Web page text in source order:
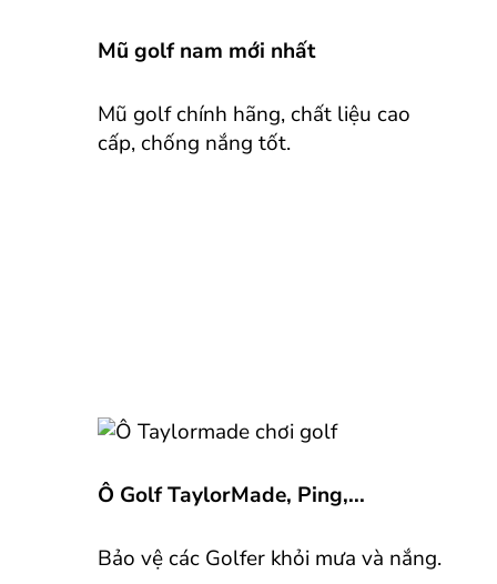
Mũ golf nam mới nhất
Mũ golf chính hãng, chất liệu cao
cấp, chống nắng tốt.
Ô Golf TaylorMade, Ping,...
Bảo vệ các Golfer khỏi mưa và nắng.